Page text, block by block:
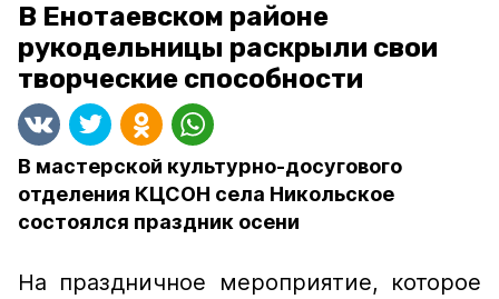
В Енотаевском районе
рукодельницы раскрыли свои
творческие способности
В мастерской культурно-досугового
отделения КЦСОН села Никольское
состоялся праздник осени
На праздничное мероприятие, которое